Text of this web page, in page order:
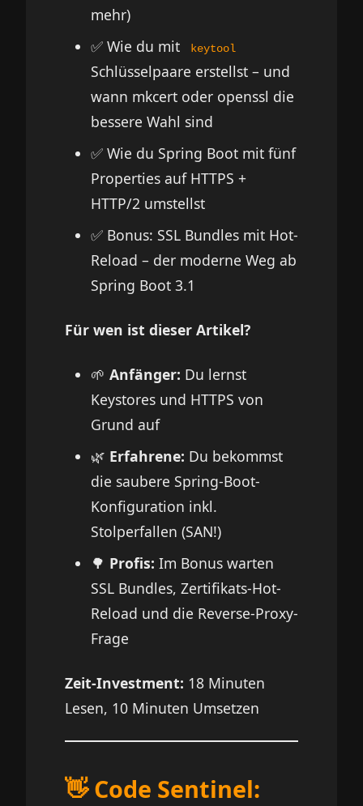
mehr)
✅ Wie du mit
keytool
Schlüsselpaare erstellst – und
wann mkcert oder openssl die
bessere Wahl sind
✅ Wie du Spring Boot mit fünf
Properties auf HTTPS +
HTTP/2 umstellst
✅ Bonus: SSL Bundles mit Hot-
Reload – der moderne Weg ab
Spring Boot 3.1
Für wen ist dieser Artikel?
🌱 Anfänger: Du lernst
Keystores und HTTPS von
Grund auf
🌿 Erfahrene: Du bekommst
die saubere Spring-Boot-
Konfiguration inkl.
Stolperfallen (SAN!)
🌳 Profis: Im Bonus warten
SSL Bundles, Zertifikats-Hot-
Reload und die Reverse-Proxy-
Frage
Zeit-Investment: 18 Minuten
Lesen, 10 Minuten Umsetzen
👋 Code Sentinel: